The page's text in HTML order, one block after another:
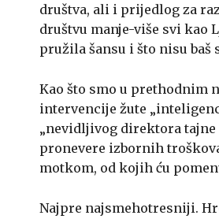
društva, ali i prijedlog za
društvu manje-više svi kao
pružila šansu i što nisu
Kao što smo u prethodnim
intervencije žute
„nevidljivog direktora tajne
pronevere izbornih
motkom, od kojih ću
Najpre najsmehotresniji.